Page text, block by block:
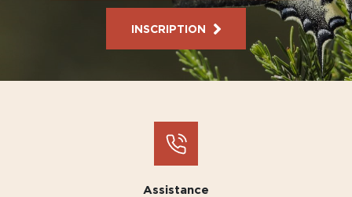
INSCRIPTION
Assistance